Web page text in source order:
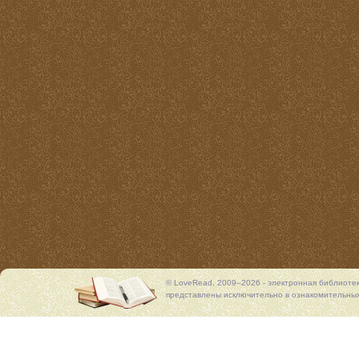
© LoveRead, 2009–2026 - электронная
представлены исключительно в